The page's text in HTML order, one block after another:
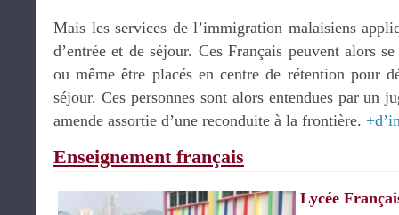
Mais les services de l’immigration malaisiens
d’entrée et de séjour. Ces Français peuvent alors
ou même être placés en centre de rétention pour
séjour. Ces personnes sont alors entendues par un
amende assortie d’une reconduite à la frontière.
Enseignement français
Lycée